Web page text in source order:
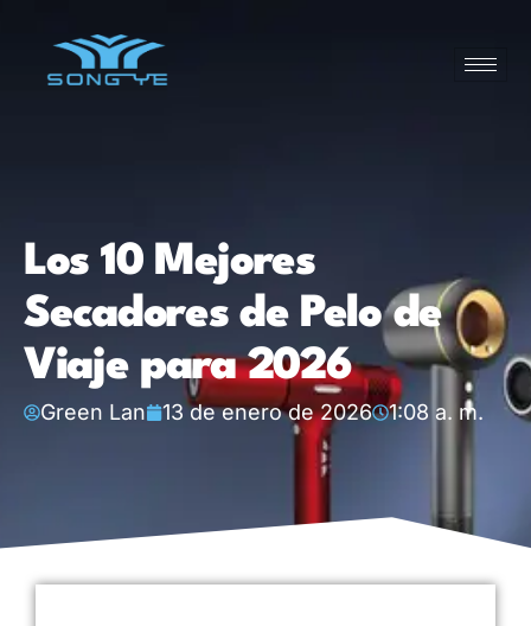
Los 10 Mejores
Secadores de Pelo de
Viaje para 2026
Green Lan 13 de enero de 2026 1:08 a. m.